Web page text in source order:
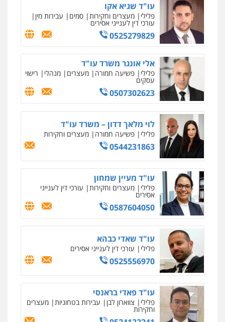
עו"ד שגיא אקו
פלילי מעצרים וחקירות סמים עבירות מין
עורכי דין לענייני אסירים
0525279829
אלי אונגר משרד עו"ד
פלילי פשיעה חמורה מעצרים מנהלי רישוי
עסקים
0507302623
לוי מלאך דדון – משרד עו"ד
פלילי פשיעה חמורה מעצרים וחקירות
0544231863
עו"ד מעיין שמחון
פלילי מעצרים וחקירות עורכי דין לענייני
אסירים
0587604050
עו"ד שאדי כבהא
פלילי עורכי דין לענייני אסירים
0525556970
עו"ד פאדי בראנסי
פלילי צווארון לבן עבירות בטחוניות מעצרים
וחקירות